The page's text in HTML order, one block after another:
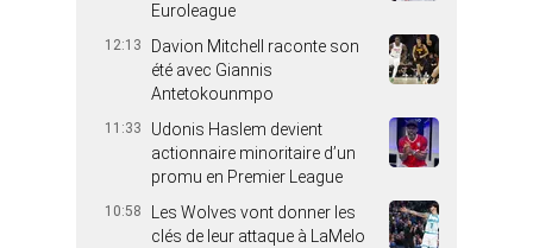
Euroleague
12:13
Davion Mitchell raconte son
été avec Giannis
Antetokounmpo
11:33
Udonis Haslem devient
actionnaire minoritaire d’un
promu en Premier League
10:58
Les Wolves vont donner les
clés de leur attaque à LaMelo